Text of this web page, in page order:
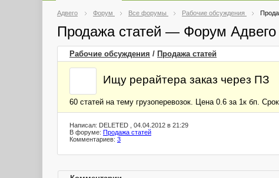
Адвего Форум Все форумы Рабочие обсуждения
Продажа статей — Форум Адвего
Рабочие обсуждения / Продажа статей
Ищу рерайтера заказ через ПЗ
60 статей на тему грузоперевозок. Цена 0.6 за 1к бп.
Написал: DELETED , 04.04.2012 в 21:29
В форуме: Продажа статей
Комментариев: 3